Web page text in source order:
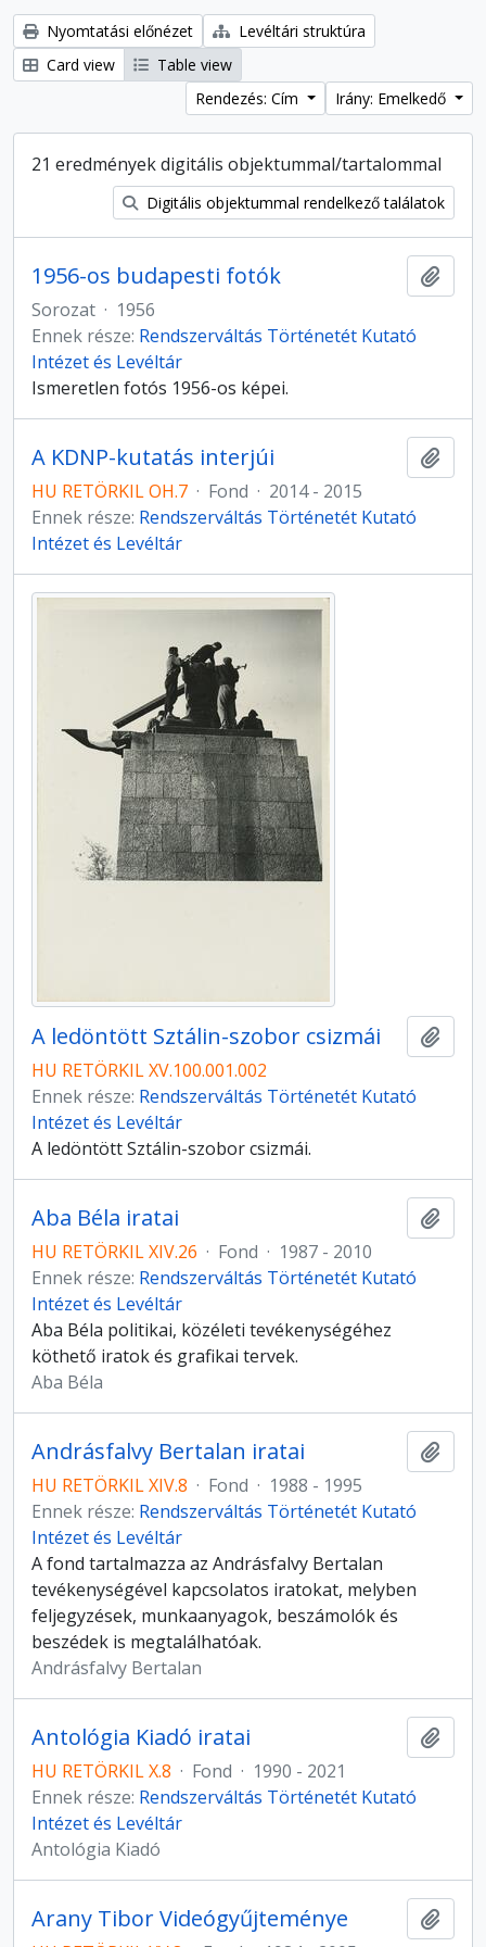
Nyomtatási előnézet
Levéltári struktúra
Card view
Table view
Rendezés: Cím
Irány: Emelkedő
21 eredmények digitális objektummal/tartalommal
Digitális objektummal rendelkező találatok
1956-os budapesti fotók
Sorozat · 1956
Ennek része: Rendszerváltás Történetét Kutató
Intézet és Levéltár
Ismeretlen fotós 1956-os képei.
A KDNP-kutatás interjúi
HU RETÖRKIL OH.7 · Fond · 2014 - 2015
Ennek része: Rendszerváltás Történetét Kutató
Intézet és Levéltár
A ledöntött Sztálin-szobor csizmái
HU RETÖRKIL XV.100.001.002
Ennek része: Rendszerváltás Történetét Kutató
Intézet és Levéltár
A ledöntött Sztálin-szobor csizmái.
Aba Béla iratai
HU RETÖRKIL XIV.26 · Fond · 1987 - 2010
Ennek része: Rendszerváltás Történetét Kutató
Intézet és Levéltár
Aba Béla politikai, közéleti tevékenységéhez
köthető iratok és grafikai tervek.
Aba Béla
Andrásfalvy Bertalan iratai
HU RETÖRKIL XIV.8 · Fond · 1988 - 1995
Ennek része: Rendszerváltás Történetét Kutató
Intézet és Levéltár
A fond tartalmazza az Andrásfalvy Bertalan
tevékenységével kapcsolatos iratokat, melyben
feljegyzések, munkaanyagok, beszámolók és
beszédek is megtalálhatóak.
Andrásfalvy Bertalan
Antológia Kiadó iratai
HU RETÖRKIL X.8 · Fond · 1990 - 2021
Ennek része: Rendszerváltás Történetét Kutató
Intézet és Levéltár
Antológia Kiadó
Arany Tibor Videógyűjteménye